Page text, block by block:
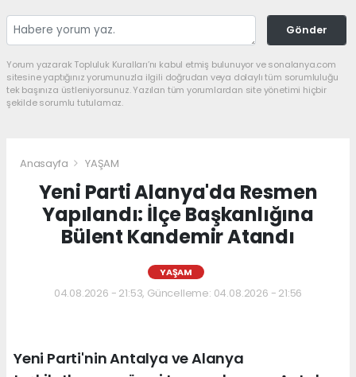
Gönder
Yorum yazarak Topluluk Kuralları’nı kabul etmiş bulunuyor ve sonalanya.com
sitesine yaptığınız yorumunuzla ilgili doğrudan veya dolaylı tüm sorumluluğu
tek başınıza üstleniyorsunuz. Yazılan tüm yorumlardan site yönetimi hiçbir
şekilde sorumlu tutulamaz.
Anasayfa YAŞAM
Yeni Parti Alanya'da Resmen
Yapılandı: İlçe Başkanlığına
Bülent Kandemir Atandı
YAŞAM
04.08.2026 - 21:53, Güncelleme: 04.08.2026 - 21:56
Yeni Parti'nin Antalya ve Alanya